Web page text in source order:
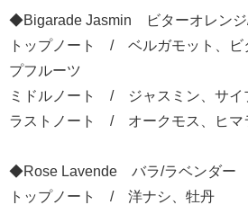
◆Bigarade Jasmin ビターオレンジ
トップノート / ベルガモット、ビ
プフルーツ
ミドルノート / ジャスミン、サイ
ラストノート / オークモス、ヒマ
◆Rose Lavende バラ/ラベンダー
トップノート / 洋ナシ、牡丹